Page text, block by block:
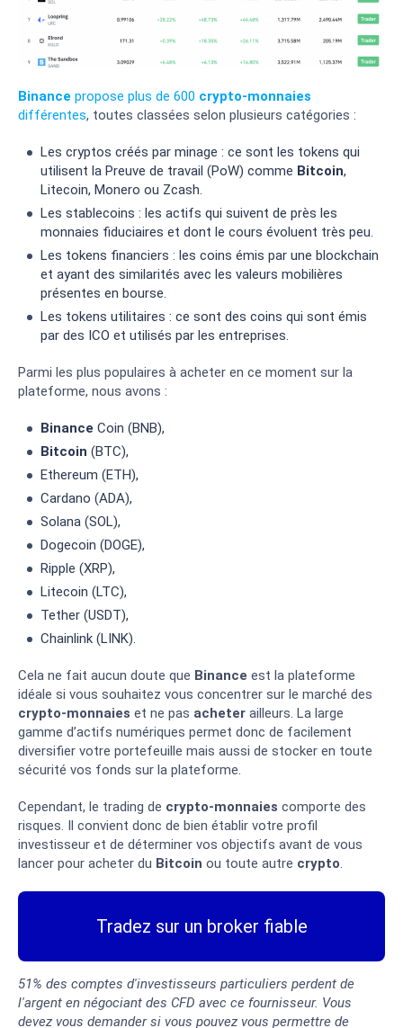
Binance propose plus de 600 crypto-monnaies
différentes, toutes classées selon plusieurs catégories :
Les cryptos créés par minage : ce sont les tokens qui
utilisent la Preuve de travail (PoW) comme Bitcoin,
Litecoin, Monero ou Zcash.
Les stablecoins : les actifs qui suivent de près les
monnaies fiduciaires et dont le cours évoluent très peu.
Les tokens financiers : les coins émis par une blockchain
et ayant des similarités avec les valeurs mobilières
présentes en bourse.
Les tokens utilitaires : ce sont des coins qui sont émis
par des ICO et utilisés par les entreprises.
Parmi les plus populaires à acheter en ce moment sur la
plateforme, nous avons :
Binance Coin (BNB),
Bitcoin (BTC),
Ethereum (ETH),
Cardano (ADA),
Solana (SOL),
Dogecoin (DOGE),
Ripple (XRP),
Litecoin (LTC),
Tether (USDT),
Chainlink (LINK).
Cela ne fait aucun doute que Binance est la plateforme
idéale si vous souhaitez vous concentrer sur le marché des
crypto-monnaies et ne pas acheter ailleurs. La large
gamme d’actifs numériques permet donc de facilement
diversifier votre portefeuille mais aussi de stocker en toute
sécurité vos fonds sur la plateforme.
Cependant, le trading de crypto-monnaies comporte des
risques. Il convient donc de bien établir votre profil
investisseur et de déterminer vos objectifs avant de vous
lancer pour acheter du Bitcoin ou toute autre crypto.
Tradez sur un broker fiable
51% des comptes d'investisseurs particuliers perdent de
l'argent en négociant des CFD avec ce fournisseur. Vous
devez vous demander si vous pouvez vous permettre de